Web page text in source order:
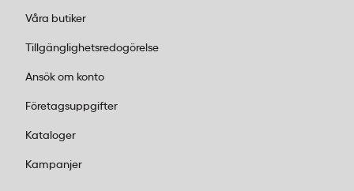
Våra butiker
Tillgänglighetsredogörelse
Ansök om konto
Företagsuppgifter
Kataloger
Kampanjer